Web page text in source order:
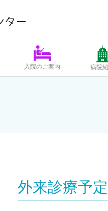
入院のご案内 病院
外来診療予